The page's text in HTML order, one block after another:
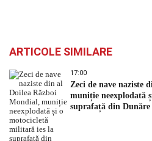
ARTICOLE SIMILARE
17:00
Zeci de nave naziste
muniție neexplodată
suprafață din Dunăre